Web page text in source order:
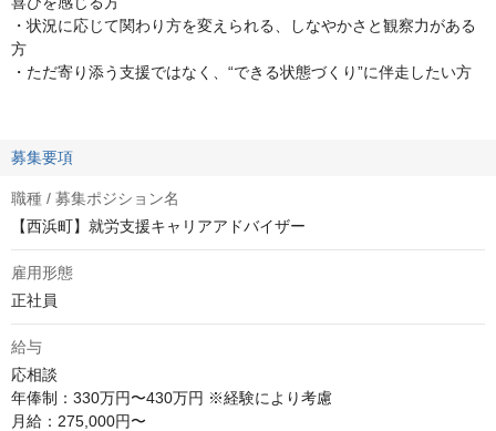
・状況に応じて関わり方を変えられる、しなやかさと観察力がある
方
・ただ寄り添う支援ではなく、“できる状態づくり”に伴走したい方
募集要項
職種 / 募集ポジション名
【西浜町】就労支援キャリアアドバイザー
雇用形態
正社員
給与
応相談
年俸制：330万円〜430万円 ※経験により考慮
月給：275,000円〜